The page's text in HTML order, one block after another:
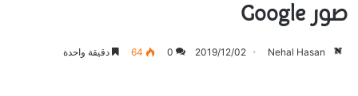
صور Google
Nehal Hasan
2019/12/02
0
64 دقيقة واحدة